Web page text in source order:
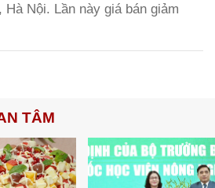
Nội. Lần này giá bán giảm
TÂM